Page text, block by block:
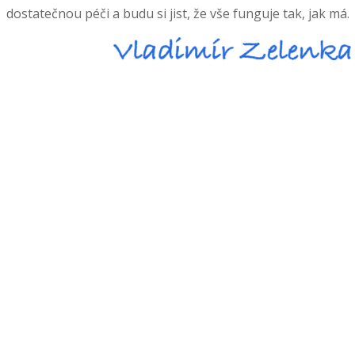
dostatečnou péči a budu si jist, že vše funguje tak, jak má.